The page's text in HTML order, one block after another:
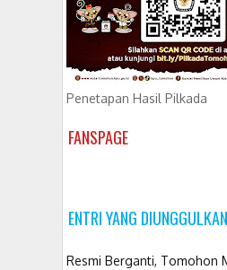
Penetapan Hasil Pilkada
FANSPAGE
ENTRI YANG DIUNGGULKAN
Resmi Berganti, Tomohon